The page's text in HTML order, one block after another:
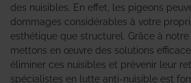
des nuisibles. En effet, les pigeons
dommages considérables à votre
esthétique que structurel. Grâce à notre
mettons en œuvre des solutions
éliminer ces nuisibles et prévenir leur
spécialistes en lutte anti-nuisible est